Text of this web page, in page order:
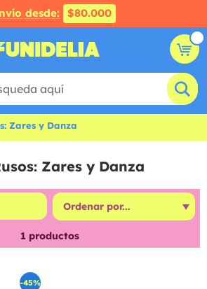
desde: $80.000
Zares y Danza
Zares y Danza
1 productos
-45%